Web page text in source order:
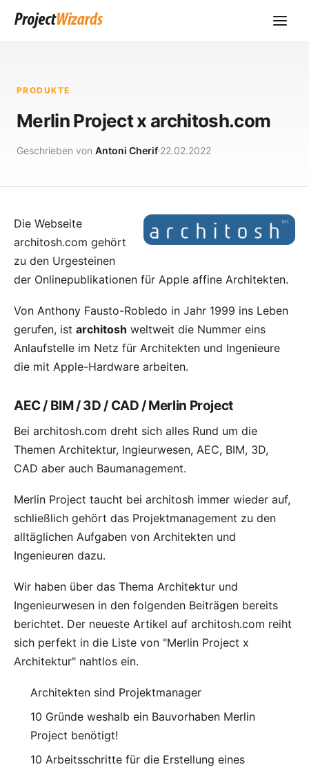
PRODUKTE
Merlin Project x architosh.com
Geschrieben von Antoni Cherif 22.02.2022
Die Webseite
architosh.com gehört
zu den Urgesteinen
der Onlinepublikationen für Apple affine Architekten.
Von Anthony Fausto-Robledo in Jahr 1999 ins Leben
gerufen, ist architosh weltweit die Nummer eins
Anlaufstelle im Netz für Architekten und Ingenieure
die mit Apple-Hardware arbeiten.
AEC / BIM / 3D / CAD / Merlin Project
Bei architosh.com dreht sich alles Rund um die
Themen Architektur, Ingieurwesen, AEC, BIM, 3D,
CAD aber auch Baumanagement.
Merlin Project taucht bei architosh immer wieder auf,
schließlich gehört das Projektmanagement zu den
alltäglichen Aufgaben von Architekten und
Ingenieuren dazu.
Wir haben über das Thema Architektur und
Ingenieurwesen in den folgenden Beiträgen bereits
berichtet. Der neueste Artikel auf architosh.com reiht
sich perfekt in die Liste von "Merlin Project x
Architektur" nahtlos ein.
Architekten sind Projektmanager
10 Gründe weshalb ein Bauvorhaben Merlin
Project benötigt!
10 Arbeitsschritte für die Erstellung eines